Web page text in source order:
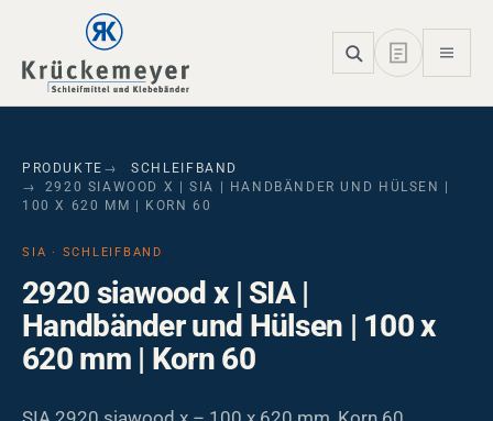
Skip to main navigation
Skip to main content
Skip to page footer
PRODUKTE
SCHLEIFBAND
2920 SIAWOOD X | SIA | HANDBÄNDER UND HÜLSEN |
100 X 620 MM | KORN 60
SIA · SCHLEIFBAND
2920 siawood x | SIA |
Handbänder und Hülsen | 100 x
620 mm | Korn 60